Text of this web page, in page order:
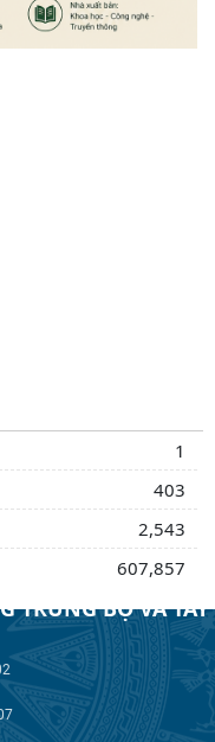
1
403
2,543
607,857
TRUNG BỘ VÀ TÂY